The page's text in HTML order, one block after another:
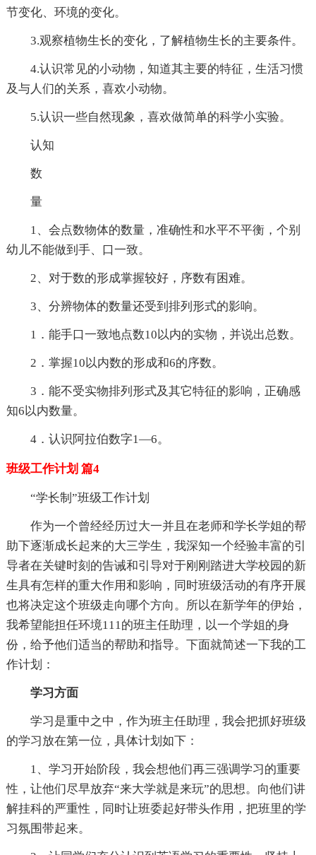
节变化、环境的变化。
3.观察植物生长的变化，了解植物生长的主要条件。
4.认识常见的小动物，知道其主要的特征，生活习惯
及与人们的关系，喜欢小动物。
5.认识一些自然现象，喜欢做简单的科学小实验。
认知
数
量
1、会点数物体的数量，准确性和水平不平衡，个别
幼儿不能做到手、口一致。
2、对于数的形成掌握较好，序数有困难。
3、分辨物体的数量还受到排列形式的影响。
1．能手口一致地点数10以内的实物，并说出总数。
2．掌握10以内数的形成和6的序数。
3．能不受实物排列形式及其它特征的影响，正确感
知6以内数量。
4．认识阿拉伯数字1—6。
班级工作计划 篇4
“学长制”班级工作计划
作为一个曾经经历过大一并且在老师和学长学姐的帮
助下逐渐成长起来的大三学生，我深知一个经验丰富的引
导者在关键时刻的告诫和引导对于刚刚踏进大学校园的新
生具有怎样的重大作用和影响，同时班级活动的有序开展
也将决定这个班级走向哪个方向。所以在新学年的伊始，
我希望能担任环境111的班主任助理，以一个学姐的身
份，给予他们适当的帮助和指导。下面就简述一下我的工
作计划：
学习方面
学习是重中之中，作为班主任助理，我会把抓好班级
的学习放在第一位，具体计划如下：
1、学习开始阶段，我会想他们再三强调学习的重要
性，让他们尽早放弃“来大学就是来玩”的思想。向他们讲
解挂科的严重性，同时让班委起好带头作用，把班里的学
习氛围带起来。